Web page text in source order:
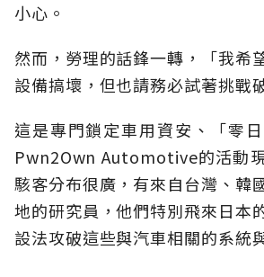
小心。
然而，勞理的話鋒一轉，「我希
設備搞壞，但也請務必試著挑戰
這是專門鎖定車用資安、「零
Pwn2Own Automotive的活動
駭客分布很廣，有來自台灣、韓
地的研究員，他們特別飛來日本
設法攻破這些與汽車相關的系統